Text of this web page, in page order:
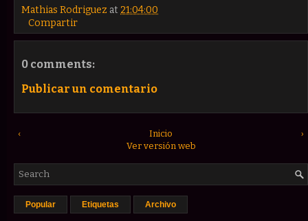
Mathias Rodriguez at 21:04:00
Compartir
0 comments:
Publicar un comentario
‹ ›
Inicio
Ver versión web
Popular Etiquetas Archivo